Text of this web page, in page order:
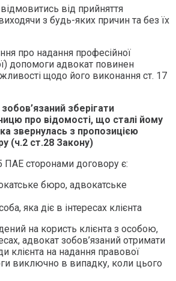
від прийняття
з будь-яких причин та без їх
про надання професійної
допомоги адвокат повинен
щодо його виконання ст. 17
зберігати
про відомості, що сталі йому
звернулась з пропозицією
(ч.2 ст.28 Закону)
ПАЕ сторонами договору є:
бюро, адвокатське
яка діє в інтересах клієнта
на користь клієнта з особою,
адвокат зобов’язаний отримати
клієнта на надання правової
виключно в випадку, коли цього